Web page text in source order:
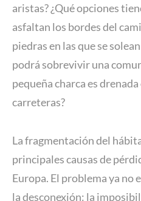
aristas? ¿Qué opciones
asfaltan los bordes del
piedras en las que se
podrá sobrevivir una
pequeña charca es
carreteras?
La fragmentación del
principales causas de
Europa. El problema ya no
la desconexión: la